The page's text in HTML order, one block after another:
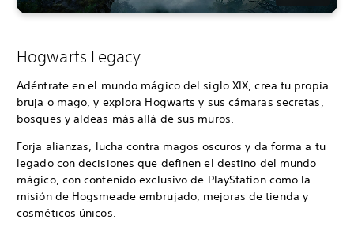
Hogwarts Legacy
Adéntrate en el mundo mágico del siglo XIX, crea tu propia
bruja o mago, y explora Hogwarts y sus cámaras secretas,
bosques y aldeas más allá de sus muros.
Forja alianzas, lucha contra magos oscuros y da forma a tu
legado con decisiones que definen el destino del mundo
mágico, con contenido exclusivo de PlayStation como la
misión de Hogsmeade embrujado, mejoras de tienda y
cosméticos únicos.